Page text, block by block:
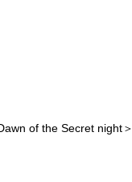
of the Secret night＞